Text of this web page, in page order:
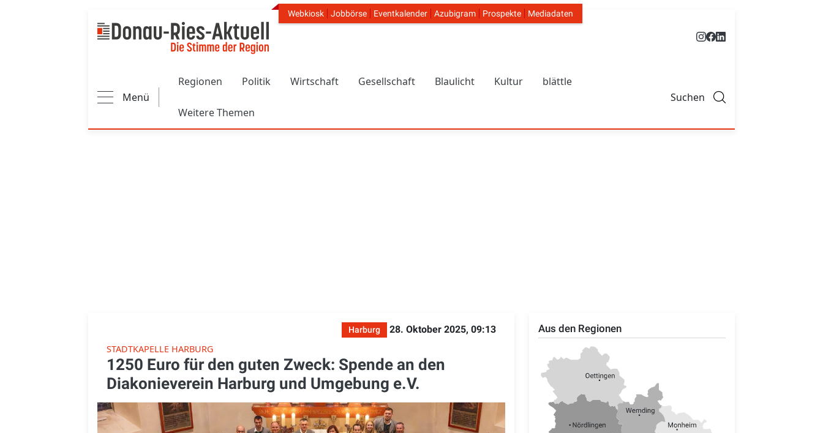
Header Navigation
Webkiosk Jobbörse Eventkalender Azubigram Prospekte Mediadaten
Menü
Regionen Politik Wirtschaft Gesellschaft Blaulicht Kultur blättle
Weitere Themen
Suchen
Harburg
28. Oktober 2025, 09:13
STADTKAPELLE HARBURG
1250 Euro für den guten Zweck: Spende an den
Diakonieverein Harburg und Umgebung e.V.
Aus den Regionen